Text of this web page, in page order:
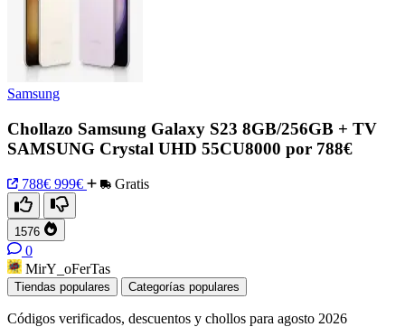
Samsung
Chollazo Samsung Galaxy S23 8GB/256GB + TV
SAMSUNG Crystal UHD 55CU8000 por 788€
788€ 999€ Gratis
1576
0
MirY_oFerTas
Tiendas populares Categorías populares
Códigos verificados, descuentos y chollos para agosto 2026